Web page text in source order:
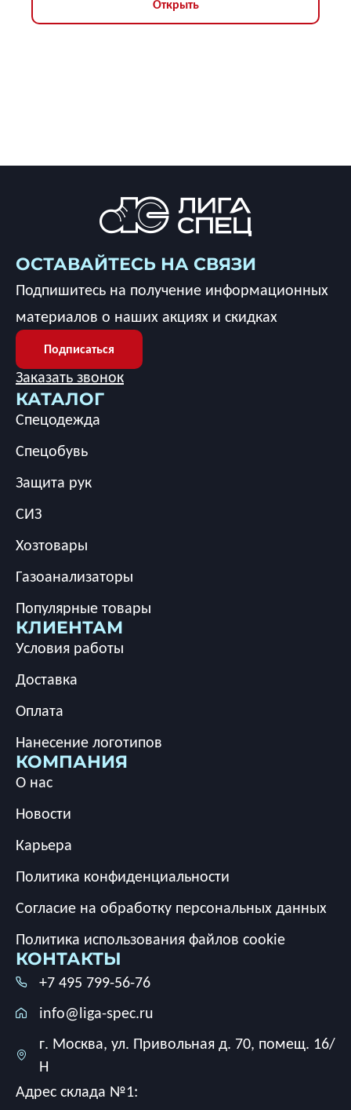
Открыть
КАТАЛОГ
Спецодежда
Спецобувь
Защита рук
СИЗ
Хозтовары
Газоанализаторы
Популярные товары
КЛИЕНТАМ
Условия работы
Доставка
Оплата
Нанесение логотипов
КОМПАНИЯ
О нас
Новости
Карьера
Политика конфиденциальности
Согласие на обработку персональных данных
Политика использования файлов cookie
КОНТАКТЫ
+7 495 799-56-76
info@liga-spec.ru
г. Москва, ул. Привольная д. 70, помещ. 16/
Н
Адрес склада №1:
ОСТАВАЙТЕСЬ НА СВЯЗИ
Подпишитесь на получение информационных
материалов о наших акциях и скидках
Подписаться
Заказать звонок